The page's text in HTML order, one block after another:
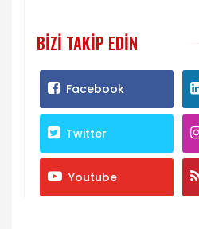
BIZI TAKIP EDIN
Facebook
Twitter
Youtube